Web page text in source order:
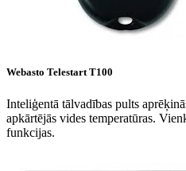
Webasto Telestart T100
Inteliģentā tālvadības pults
apkārtējās vides temperatūras.
funkcijas.